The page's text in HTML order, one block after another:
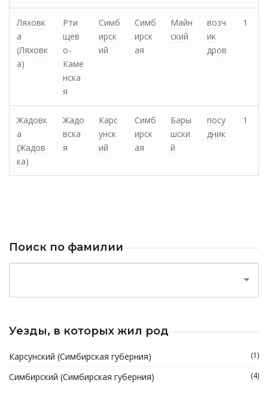
Ляховк
а
(Ляховк
а)
Рти
щев
о-
Каме
нска
я
Симб
ирск
ий
Симб
ирск
ая
Майн
ский
возч
ик
дров
1
Жадовк
а
(Жадов
ка)
Жадо
вска
я
Карс
унск
ий
Симб
ирск
ая
Бары
шски
й
посу
дник
1
Поиск по фамилии
Уезды, в которых жил род
Карсунский (Симбирская губерния) (1)
Симбирский (Симбирская губерния) (4)